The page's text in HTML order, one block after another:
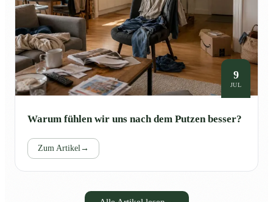
9
JUL
Warum fühlen wir uns nach dem Putzen besser?
Zum Artikel→